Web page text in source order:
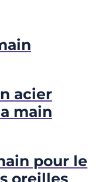
acier
main
pour le